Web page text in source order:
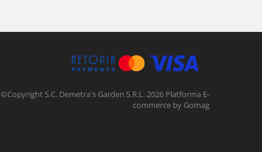
©Copyright S.C. Demetra's Garden S.R.L. 2026 Platforma E-
commerce by Gomag